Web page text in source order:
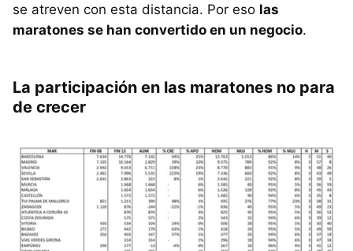
se atreven con esta distancia. Por eso las
maratones se han convertido en un negocio.
La participación en las maratones no para
de crecer